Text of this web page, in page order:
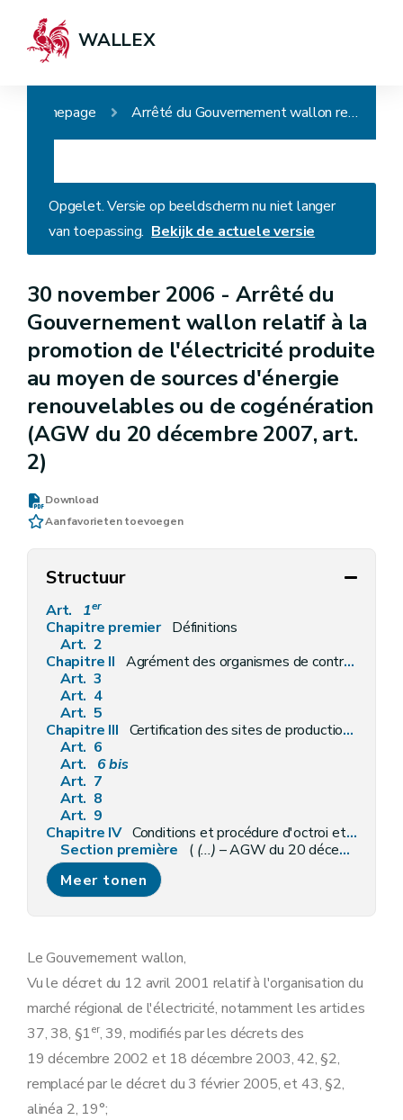
WALLEX
Homepage Arrêté du Gouvernement wallon relatif à la promotion de l'électricité produite au moyen de sources d'énergie renouvelables ou de cogénération (AGW du 20 décembre 2007, art. 2)
Opgelet. Versie op beeldscherm nu niet langer
van toepassing. Bekijk de actuele versie
30 november 2006 - Arrêté du
Gouvernement wallon relatif à la
promotion de l'électricité produite
au moyen de sources d'énergie
renouvelables ou de cogénération
(AGW du 20 décembre 2007, art.
2)
Download
Aan favorieten toevoegen
Structuur
Art. 1er
Chapitre premier Définitions
Art. 2
Chapitre II Agrément des organismes de contrôle
Art. 3
Art. 4
Art. 5
Chapitre III Certification des sites de production d'électricité à partir de sources d'énergie renouvelables et/ou de cogénération
Art. 6
Art.
6bis
Art. 7
Art. 8
Art. 9
Chapitre IV Conditions et procédure d'octroi et de suspension des labels de garantie d'origine et des certificats verts
Section première
( (...) – AGW du 20 décembre 2007, art. 7) Procédure d'octroi des labels de garantie d'origine et des certificats verts
Art. 10
Art. 11
Art. 12
Section première
Art. 15bis
Art. 15ter
Art.
Art.15quinquies
Art.15 sexies
15
Art. 15octies
Art.
Meer tonen
Le Gouvernement wallon,
Vu le décret du 12 avril 2001 relatif à l'organisation du
marché régional de l'électricité, notamment les articles
37, 38, §1er, 39, modifiés par les décrets des
19 décembre 2002 et 18 décembre 2003, 42, §2,
remplacé par le décret du 3 février 2005, et 43, §2,
alinéa 2, 19°;